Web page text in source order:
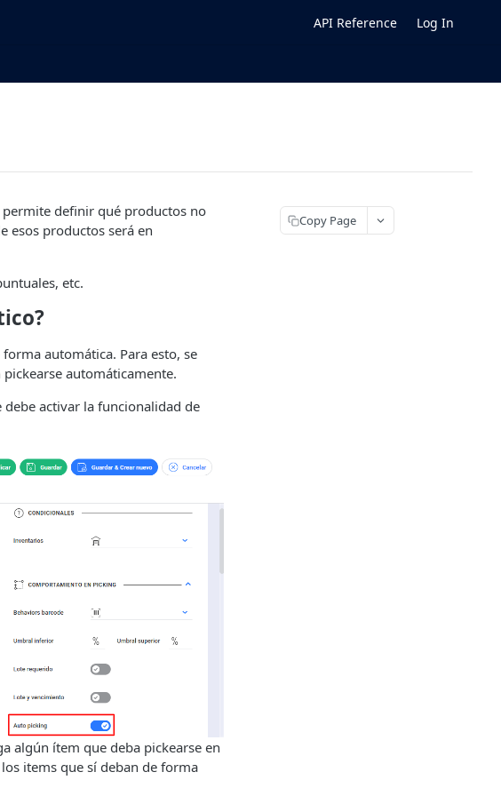
API Reference Log In
definir qué productos no
esos productos será en
etc.
automática. Para esto, se
automáticamente.
activar la funcionalidad de
algún ítem que deba pickearse en
items que sí deban de forma
Copy Page